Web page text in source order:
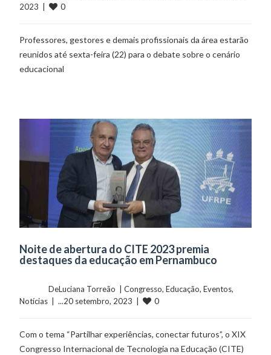
2023  |
0
Professores, gestores e demais profissionais da área estarão
reunidos até sexta-feira (22) para o debate sobre o cenário
educacional
Noite de abertura do CITE 2023 premia
destaques da educação em Pernambuco
	    	DeLuciana Torreão  |
Congresso, Educação, Eventos
Notícias
  |  ...20 setembro, 2023  |
0
Com o tema “Partilhar experiências, conectar futuros”, o XIX
Congresso Internacional de Tecnologia na Educação (CITE)